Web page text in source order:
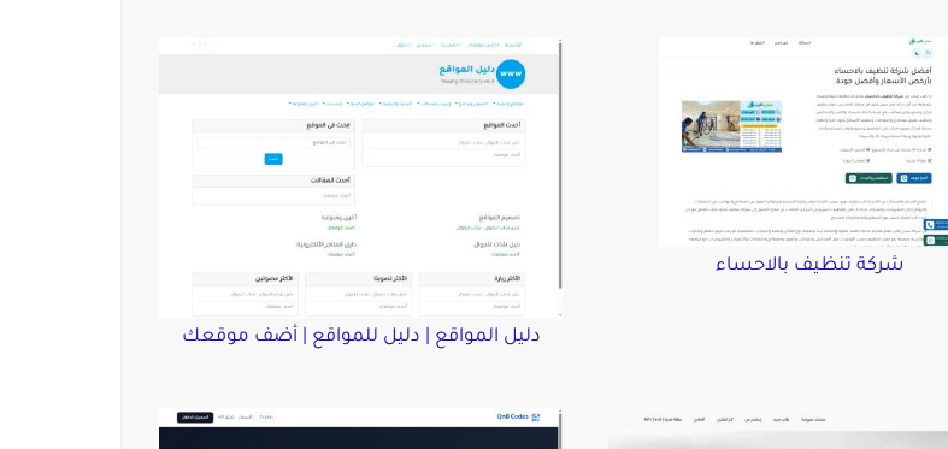
شركة تنظيف بالاحساء
دليل المواقع | دليل للمواقع | أضف موقعك